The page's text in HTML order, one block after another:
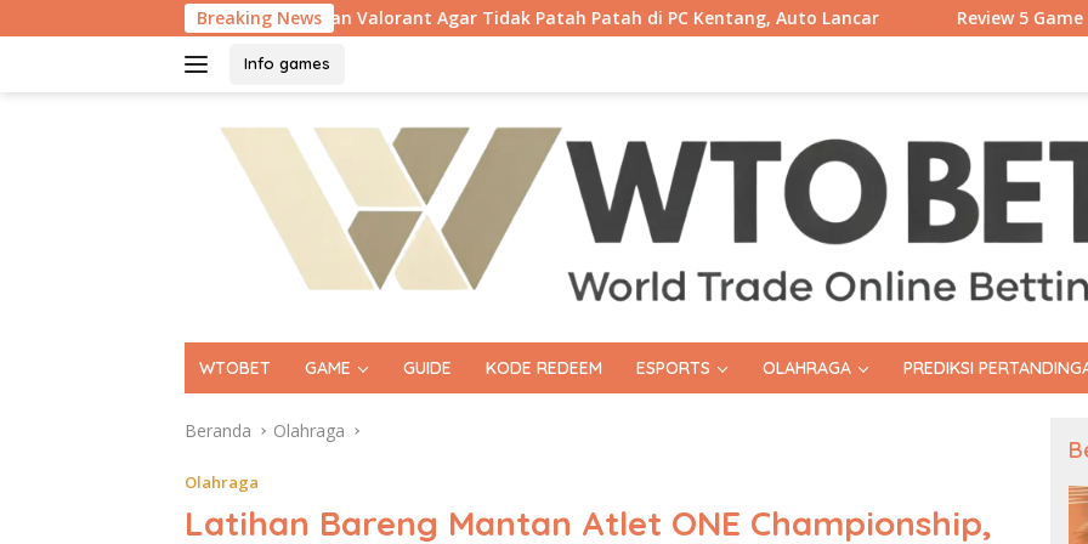
ke
Breaking News
Settingan Valorant Agar Tidak Patah Patah di PC Kentang, Auto Lancar Review 5 Game Mirip Disco
Info games
WTOBET GAME GUIDE KODE REDEEM ESPORTS OLAHRAGA PREDIKSI
Beranda Olahraga
Olahraga
Latihan Bareng Mantan Atlet ONE Championship,